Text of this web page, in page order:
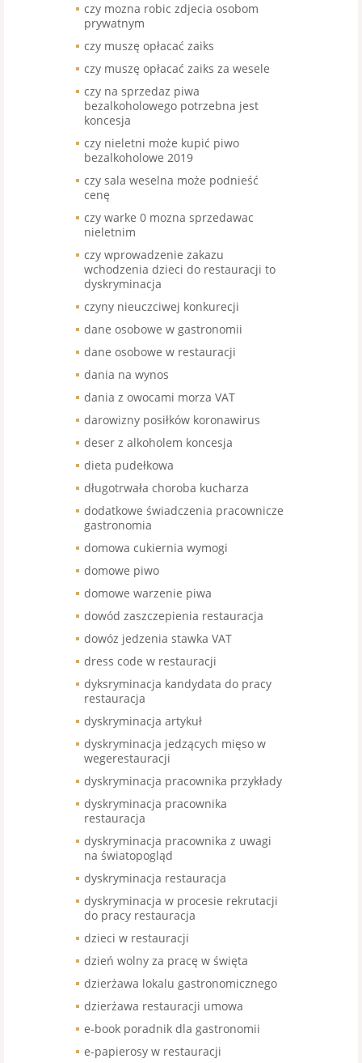
czy mozna robic zdjecia osobom
prywatnym
czy muszę opłacać zaiks
czy muszę opłacać zaiks za wesele
czy na sprzedaz piwa
bezalkoholowego potrzebna jest
koncesja
czy nieletni może kupić piwo
bezalkoholowe 2019
czy sala weselna może podnieść
cenę
czy warke 0 mozna sprzedawac
nieletnim
czy wprowadzenie zakazu
wchodzenia dzieci do restauracji to
dyskryminacja
czyny nieuczciwej konkurecji
dane osobowe w gastronomii
dane osobowe w restauracji
dania na wynos
dania z owocami morza VAT
darowizny posiłków koronawirus
deser z alkoholem koncesja
dieta pudełkowa
długotrwała choroba kucharza
dodatkowe świadczenia pracownicze
gastronomia
domowa cukiernia wymogi
domowe piwo
domowe warzenie piwa
dowód zaszczepienia restauracja
dowóz jedzenia stawka VAT
dress code w restauracji
dyksryminacja kandydata do pracy
restauracja
dyskryminacja artykuł
dyskryminacja jedzących mięso w
wegerestauracji
dyskryminacja pracownika przykłady
dyskryminacja pracownika
restauracja
dyskryminacja pracownika z uwagi
na światopogląd
dyskryminacja restauracja
dyskryminacja w procesie rekrutacji
do pracy restauracja
dzieci w restauracji
dzień wolny za pracę w święta
dzierżawa lokalu gastronomicznego
dzierżawa restauracji umowa
e-book poradnik dla gastronomii
e-papierosy w restauracji